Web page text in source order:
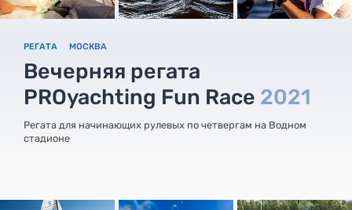
РЕГАТА МОСКВА
Вечерняя регата
PROyachting Fun Race 2021
Регата для начинающих рулевых по четвергам на Водном
стадионе